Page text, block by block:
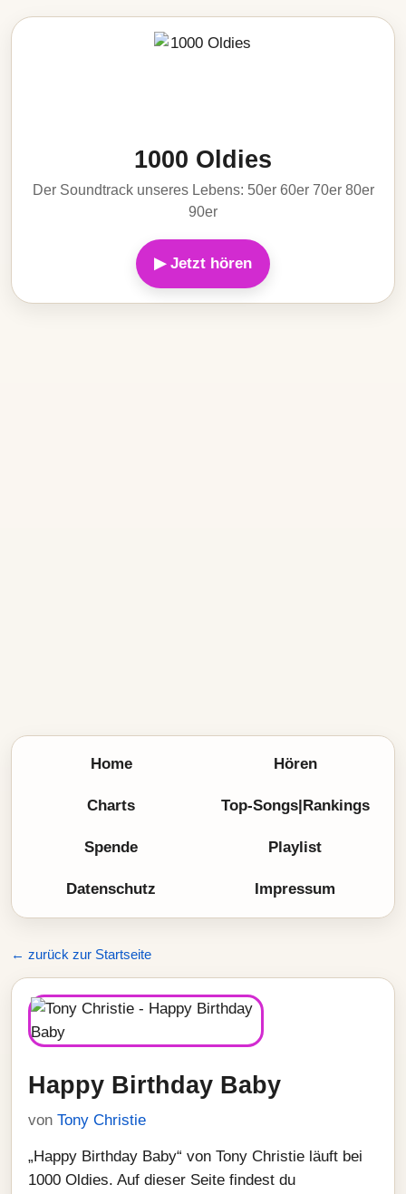
1000 Oldies
Der Soundtrack unseres Lebens: 50er 60er 70er 80er
90er
▶ Jetzt hören
Home Hören
Charts Top-Songs|Rankings
Spende Playlist
Datenschutz Impressum
← zurück zur Startseite
Happy Birthday Baby
von Tony Christie
„Happy Birthday Baby“ von Tony Christie läuft bei
1000 Oldies. Auf dieser Seite findest du